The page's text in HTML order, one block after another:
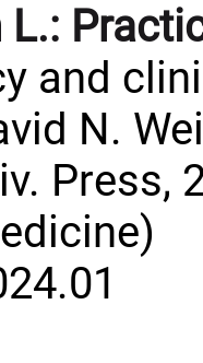
L.:
and
N.
Press,